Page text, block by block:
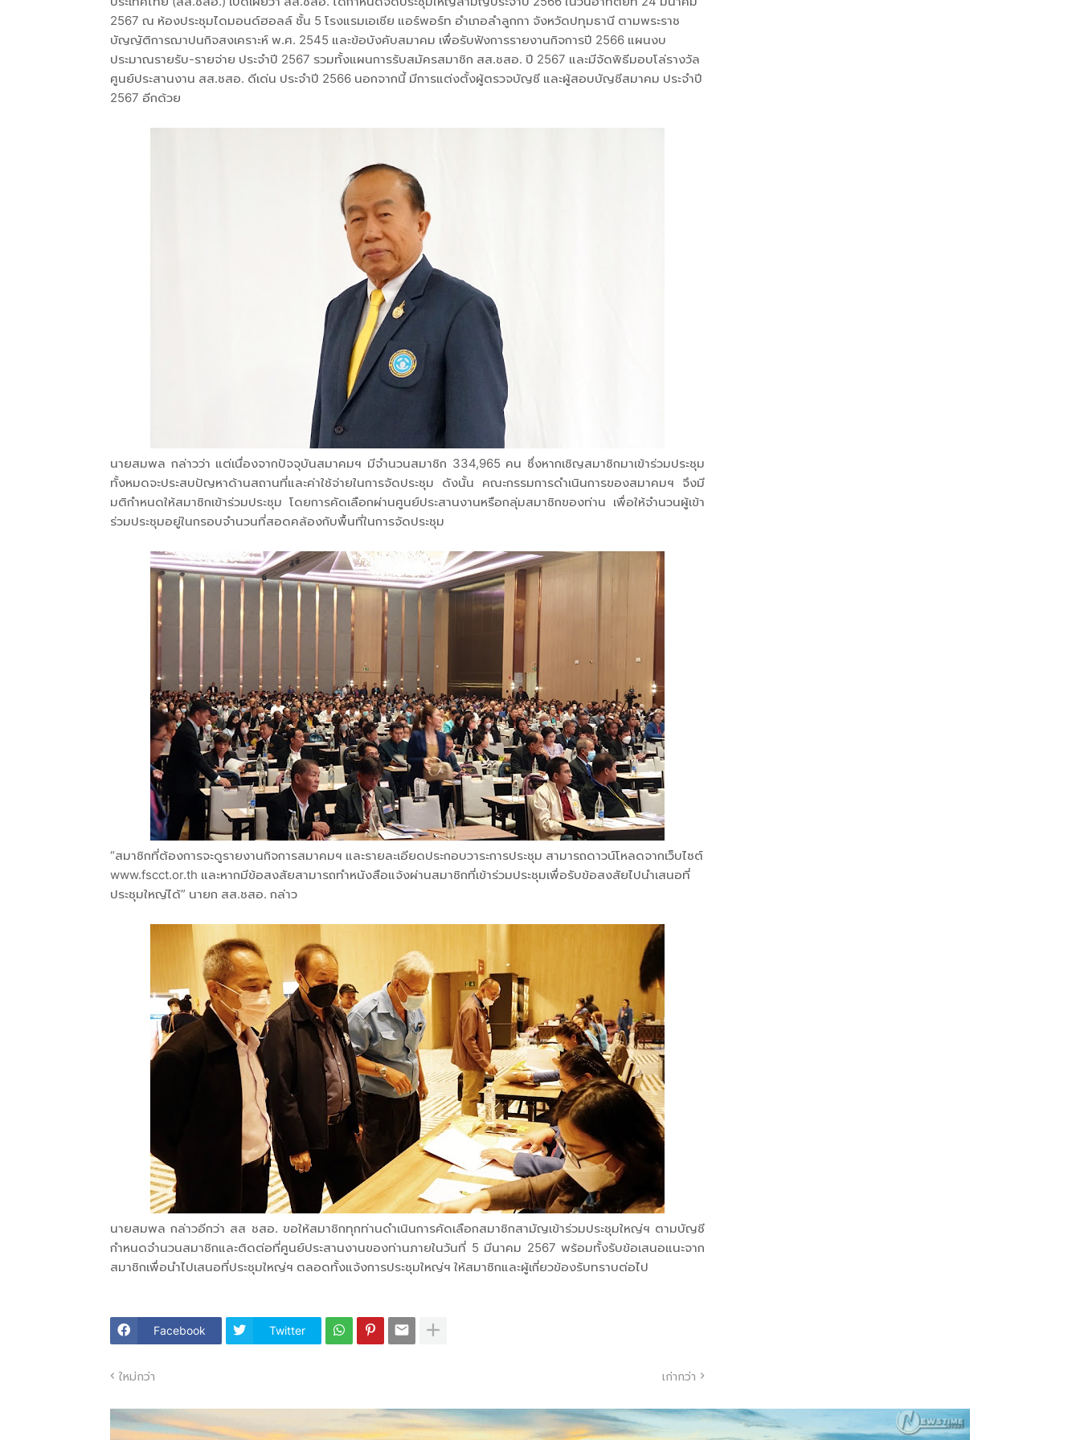
2567 ณ ห้องประชุมไดมอนด์ฮอลล์ ชั้น 5 โรงแรมเอเชีย แอร์พอร์ท อำเภอลำลูกกา จังหวัดปทุมธานี ตามพระราช
บัญญัติการฌาปนกิจสงเคราะห์ พ.ศ. 2545 และข้อบังคับสมาคม เพื่อรับฟังการรายงานกิจการปี 2566 แผนงบ
ประมาณรายรับ-รายจ่าย ประจำปี 2567 รวมทั้งแผนการรับสมัครสมาชิก สส.ชสอ. ปี 2567 และมีจัดพิธีมอบโล่รางวัล
ศูนย์ประสานงาน สส.ชสอ. ดีเด่น ประจำปี 2566 นอกจากนี้ มีการแต่งตั้งผู้ตรวจบัญชี และผู้สอบบัญชีสมาคม ประจำปี
2567 อีกด้วย
นายสมพล กล่าวว่า แต่เนื่องจากปัจจุบันสมาคมฯ มีจำนวนสมาชิก 334,965 คน ซึ่งหากเชิญสมาชิกมาเข้าร่วมประชุม
ทั้งหมดจะประสบปัญหาด้านสถานที่และค่าใช้จ่ายในการจัดประชุม ดังนั้น คณะกรรมการดำเนินการของสมาคมฯ จึงมี
มติกำหนดให้สมาชิกเข้าร่วมประชุม โดยการคัดเลือกผ่านศูนย์ประสานงานหรือกลุ่มสมาชิกของท่าน เพื่อให้จำนวนผู้เข้า
ร่วมประชุมอยู่ในกรอบจำนวนที่สอดคล้องกับพื้นที่ในการจัดประชุม
“สมาชิกที่ต้องการจะดูรายงานกิจการสมาคมฯ และรายละเอียดประกอบวาระการประชุม สามารถดาวน์โหลดจากเว็บไซต์
www.fscct.or.th และหากมีข้อสงสัยสามารถทำหนังสือแจ้งผ่านสมาชิกที่เข้าร่วมประชุมเพื่อรับข้อสงสัยไปนำเสนอที่
ประชุมใหญ่ได้” นายก สส.ชสอ. กล่าว
นายสมพล กล่าวอีกว่า สส ชสอ. ขอให้สมาชิกทุกท่านดำเนินการคัดเลือกสมาชิกสามัญเข้าร่วมประชุมใหญ่ฯ ตามบัญชี
กำหนดจำนวนสมาชิกและติดต่อที่ศูนย์ประสานงานของท่านภายในวันที่ 5 มีนาคม 2567 พร้อมทั้งรับข้อเสนอแนะจาก
สมาชิกเพื่อนำไปเสนอที่ประชุมใหญ่ฯ ตลอดทั้งแจ้งการประชุมใหญ่ฯ ให้สมาชิกและผู้เกี่ยวข้องรับทราบต่อไป
Facebook Twitter
ใหม่กว่า เก่ากว่า